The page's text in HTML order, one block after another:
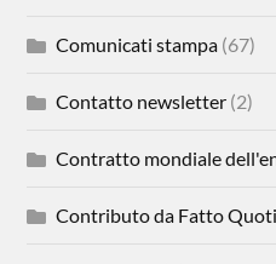
Comunicati stampa (67)
Contatto newsletter (2)
Contratto mondiale
Contributo da Fatto